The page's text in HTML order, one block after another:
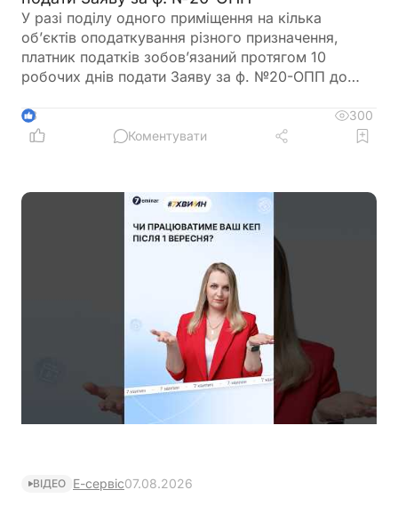
У разі поділу одного приміщення на кілька
об’єктів оподаткування різного призначення,
платник податків зобов’язаний протягом 10
робочих днів подати Заяву за ф. №20-ОПП до
інформацію про закриття попереднього об’єкта і
створення нових у різних рядках, кожному з яких
3
300
Коментувати
ВІДЕО Е-сервіс07.08.2026